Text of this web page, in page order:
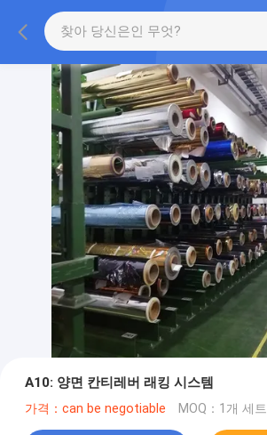
A10: 양면 칸티레버 래킹 시스템
가격：can be negotiable MOQ：1개 세트